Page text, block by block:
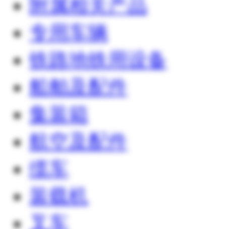
附属相关产品
专用车辆
铁路地铁用设备
船舶及配件
集装箱
航空及配件
缆车
装载机
叉车